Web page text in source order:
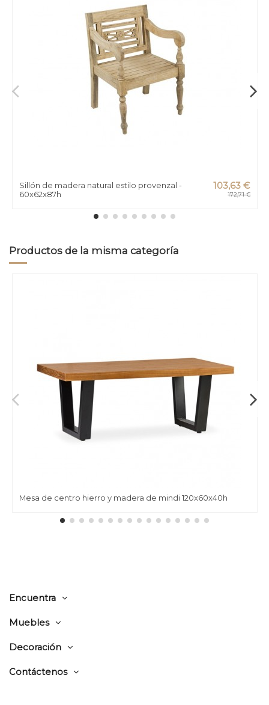
Sillón de madera natural estilo provenzal -
60x62x87h
103,63 €
172,71 €
Productos de la misma categoría
Mesa de centro hierro y madera de mindi 120x60x40h
Encuentra
Muebles
Decoración
Contáctenos